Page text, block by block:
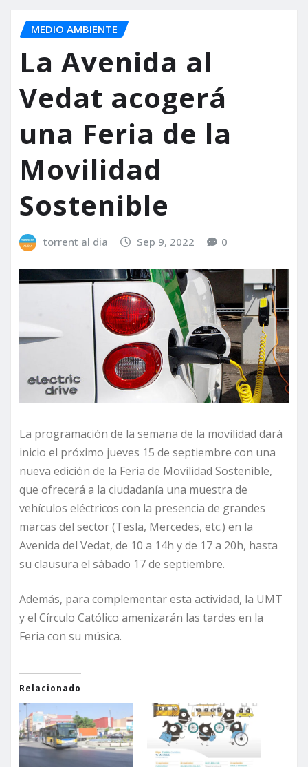
MEDIO AMBIENTE
La Avenida al
Vedat acogerá
una Feria de la
Movilidad
Sostenible
torrent al dia Sep 9, 2022 0
La programación de la semana de la movilidad dará
inicio el próximo jueves 15 de septiembre con una
nueva edición de la Feria de Movilidad Sostenible,
que ofrecerá a la ciudadanía una muestra de
vehículos eléctricos con la presencia de grandes
marcas del sector (Tesla, Mercedes, etc.) en la
Avenida del Vedat, de 10 a 14h y de 17 a 20h, hasta
su clausura el sábado 17 de septiembre.
Además, para complementar esta actividad, la UMT
y el Círculo Católico amenizarán las tardes en la
Feria con su música.
Relacionado